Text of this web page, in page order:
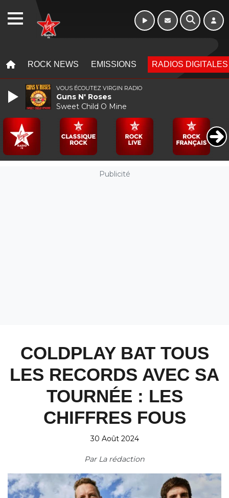
ROCK NEWS EMISSIONS RADIOS DIGITALES
Publicité
COLDPLAY BAT TOUS
LES RECORDS AVEC SA
TOURNÉE : LES
CHIFFRES FOUS
30 Août 2024
Par La rédaction
VOUS ÉCOUTEZ VIRGIN RADIO
Guns N' Roses
Sweet Child O Mine
WEBRADIO